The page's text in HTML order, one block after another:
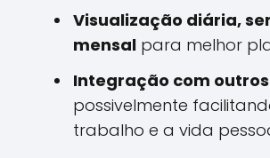
Visualização diária,
mensal para melhor
Integração com
possivelmente
trabalho e a vida